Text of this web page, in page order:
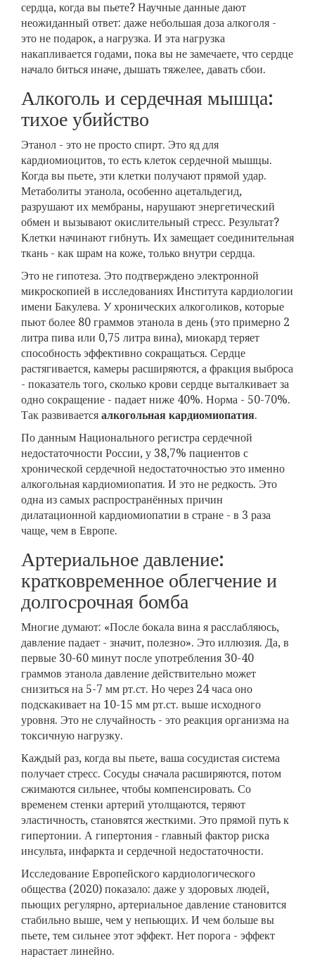
сердца, когда вы пьете? Научные данные дают
неожиданный ответ: даже небольшая доза алкоголя -
это не подарок, а нагрузка. И эта нагрузка
накапливается годами, пока вы не замечаете, что сердце
начало биться иначе, дышать тяжелее, давать сбои.
Алкоголь и сердечная мышца:
тихое убийство
Этанол - это не просто спирт. Это яд для
кардиомиоцитов, то есть клеток сердечной мышцы.
Когда вы пьете, эти клетки получают прямой удар.
Метаболиты этанола, особенно ацетальдегид,
разрушают их мембраны, нарушают энергетический
обмен и вызывают окислительный стресс. Результат?
Клетки начинают гибнуть. Их замещает соединительная
ткань - как шрам на коже, только внутри сердца.
Это не гипотеза. Это подтверждено электронной
микроскопией в исследованиях Института кардиологии
имени Бакулева. У хронических алкоголиков, которые
пьют более 80 граммов этанола в день (это примерно 2
литра пива или 0,75 литра вина), миокард теряет
способность эффективно сокращаться. Сердце
растягивается, камеры расширяются, а фракция выброса
- показатель того, сколько крови сердце выталкивает за
одно сокращение - падает ниже 40%. Норма - 50-70%.
Так развивается алкогольная кардиомиопатия.
По данным Национального регистра сердечной
недостаточности России, у 38,7% пациентов с
хронической сердечной недостаточностью это именно
алкогольная кардиомиопатия. И это не редкость. Это
одна из самых распространённых причин
дилатационной кардиомиопатии в стране - в 3 раза
чаще, чем в Европе.
Артериальное давление:
кратковременное облегчение и
долгосрочная бомба
Многие думают: «После бокала вина я расслабляюсь,
давление падает - значит, полезно». Это иллюзия. Да, в
первые 30-60 минут после употребления 30-40
граммов этанола давление действительно может
снизиться на 5-7 мм рт.ст. Но через 24 часа оно
подскакивает на 10-15 мм рт.ст. выше исходного
уровня. Это не случайность - это реакция организма на
токсичную нагрузку.
Каждый раз, когда вы пьете, ваша сосудистая система
получает стресс. Сосуды сначала расширяются, потом
сжимаются сильнее, чтобы компенсировать. Со
временем стенки артерий утолщаются, теряют
эластичность, становятся жесткими. Это прямой путь к
гипертонии. А гипертония - главный фактор риска
инсульта, инфаркта и сердечной недостаточности.
Исследование Европейского кардиологического
общества (2020) показало: даже у здоровых людей,
пьющих регулярно, артериальное давление становится
стабильно выше, чем у непьющих. И чем больше вы
пьете, тем сильнее этот эффект. Нет порога - эффект
нарастает линейно.